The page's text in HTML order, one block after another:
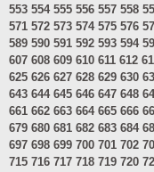
553 554 555 556 557 558
571 572 573 574 575 576
589 590 591 592 593 594
607 608 609 610 611 612
625 626 627 628 629 630
643 644 645 646 647 648
661 662 663 664 665 666
679 680 681 682 683 684
697 698 699 700 701 702
715 716 717 718 719 720